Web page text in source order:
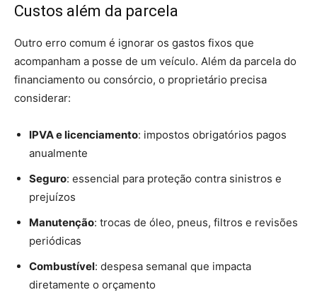
Custos além da parcela
Outro erro comum é ignorar os gastos fixos que
acompanham a posse de um veículo. Além da parcela do
financiamento ou consórcio, o proprietário precisa
considerar:
IPVA e licenciamento: impostos obrigatórios pagos
anualmente
Seguro: essencial para proteção contra sinistros e
prejuízos
Manutenção: trocas de óleo, pneus, filtros e revisões
periódicas
Combustível: despesa semanal que impacta
diretamente o orçamento